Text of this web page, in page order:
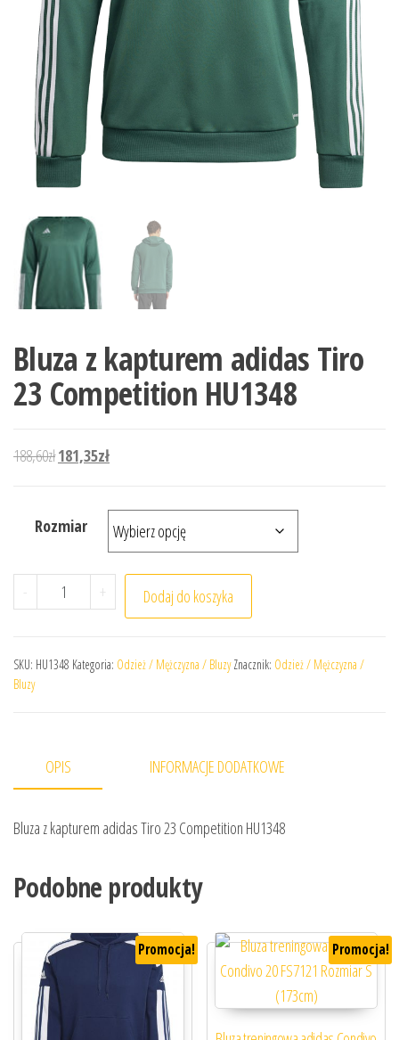
Bluza z kapturem adidas Tiro
23 Competition HU1348
188,60złPierwotna cena wynosiła: 188,60zł.
181,35złAktualna cena wynosi: 181,35zł.
Rozmiar
- ilość Bluza z kapturem adidas Tiro 23 Competition
+ Dodaj do koszyka
SKU: HU1348 Kategoria: Odzież / Mężczyzna / Bluzy Znacznik: Odzież / Mężczyzna /
Bluzy
OPIS INFORMACJE DODATKOWE
Bluza z kapturem adidas Tiro 23 Competition HU1348
Podobne produkty
Promocja! Promocja!